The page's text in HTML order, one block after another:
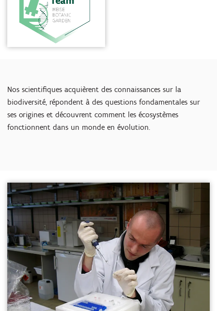
Nos scientifiques acquièrent des connaissances sur la
biodiversité, répondent à des questions fondamentales sur
ses origines et découvrent comment les écosystèmes
fonctionnent dans un monde en évolution.